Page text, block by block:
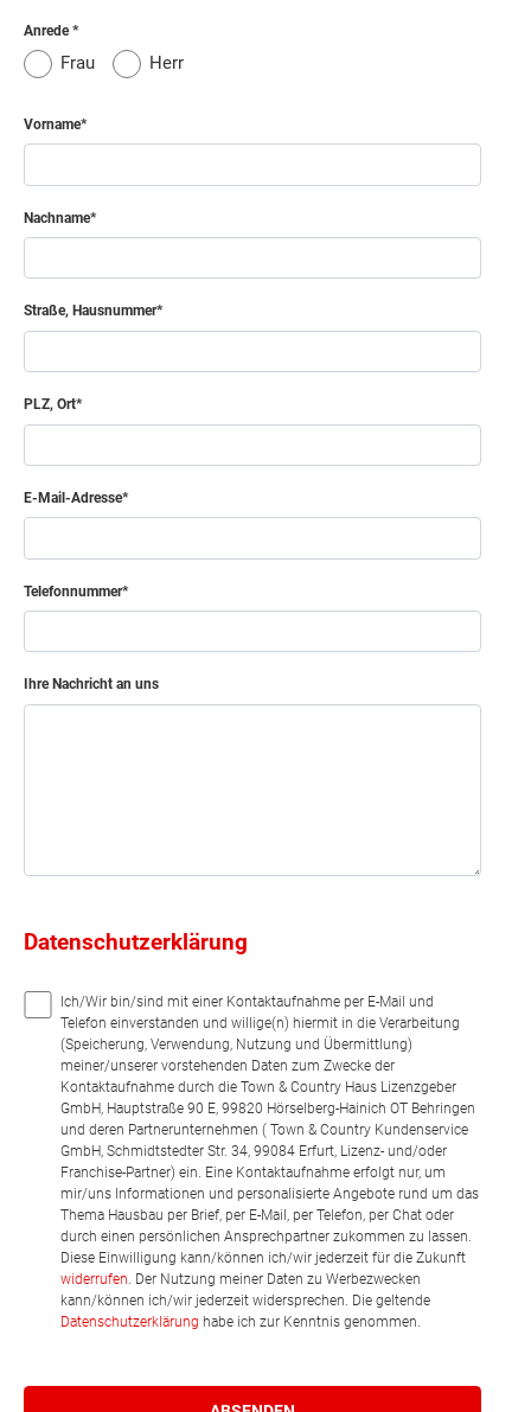
Anrede
Frau Herr
Vorname
Nachname
Straße, Hausnummer
PLZ, Ort
E-Mail-Adresse
Telefonnummer
Ihre Nachricht an uns
Datenschutzerklärung
Ich/Wir bin/sind mit einer Kontaktaufnahme per E-Mail und
Telefon einverstanden und willige(n) hiermit in die Verarbeitung
(Speicherung, Verwendung, Nutzung und Übermittlung)
meiner/unserer vorstehenden Daten zum Zwecke der
Kontaktaufnahme durch die Town & Country Haus Lizenzgeber
GmbH, Hauptstraße 90 E, 99820 Hörselberg-Hainich OT Behringen
und deren Partnerunternehmen ( Town & Country Kundenservice
GmbH, Schmidtstedter Str. 34, 99084 Erfurt, Lizenz- und/oder
Franchise-Partner) ein. Eine Kontaktaufnahme erfolgt nur, um
mir/uns Informationen und personalisierte Angebote rund um das
Thema Hausbau per Brief, per E-Mail, per Telefon, per Chat oder
durch einen persönlichen Ansprechpartner zukommen zu lassen.
Diese Einwilligung kann/können ich/wir jederzeit für die Zukunft
widerrufen. Der Nutzung meiner Daten zu Werbezwecken
kann/können ich/wir jederzeit widersprechen. Die geltende
Datenschutzerklärung habe ich zur Kenntnis genommen.